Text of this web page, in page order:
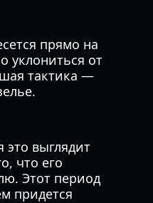
прямо на
уклониться от
тактика —
выглядит
что его
Этот период
придется